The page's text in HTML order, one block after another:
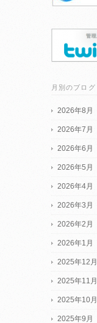
月別のブログ
2026年8月
2026年7月
2026年6月
2026年5月
2026年4月
2026年3月
2026年2月
2026年1月
2025年12月
2025年11月
2025年10月
2025年9月